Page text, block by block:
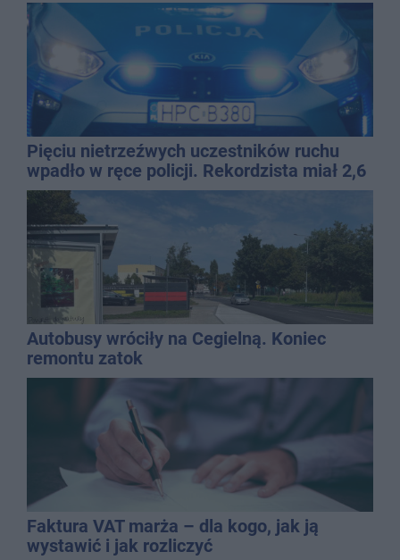
Pięciu nietrzeźwych uczestników ruchu
wpadło w ręce policji. Rekordzista miał 2,6
promila
Autobusy wróciły na Cegielną. Koniec
remontu zatok
Faktura VAT marża – dla kogo, jak ją
wystawić i jak rozliczyć